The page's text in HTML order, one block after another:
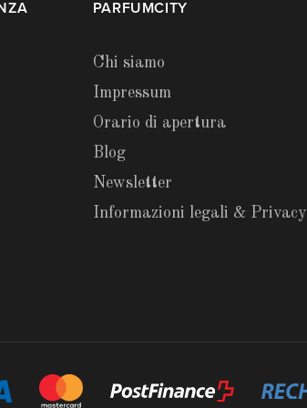
PARFUMCITY
Chi siamo
Impressum
Orario di apertura
Blog
Newsletter
Informazioni legali & Privacy